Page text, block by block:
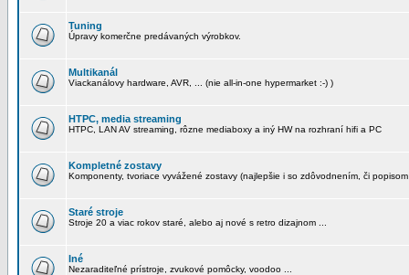
Tuning
Úpravy komerčne predávaných výrobkov.
Multikanál
Viackanálovy hardware, AVR, ... (nie all-in-one hypermarket :-) )
HTPC, media streaming
HTPC, LAN AV streaming, rôzne mediaboxy a iný HW na rozhraní hifi a PC
Kompletné zostavy
Komponenty, tvoriace vyvážené zostavy (najlepšie i so zdôvodnením, či
Staré stroje
Stroje 20 a viac rokov staré, alebo aj nové s retro dizajnom ...
Iné
Nezaraditeľné prístroje, zvukové pomôcky, voodoo ...